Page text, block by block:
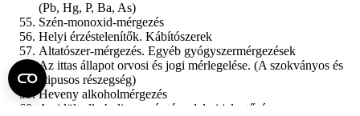
(Pb, Hg, P, Ba, As)
Szén-monoxid-mérgezés
Helyi érzéstelenítők. Kábítószerek
Altatószer-mérgezés. Egyéb gyógyszermérgezések
Az ittas állapot orvosi és jogi mérlegelése. (A szokványos és
atipusos részegség)
Heveny alkoholmérgezés
Az idült alkoholizmus és társadalmi jelentősége